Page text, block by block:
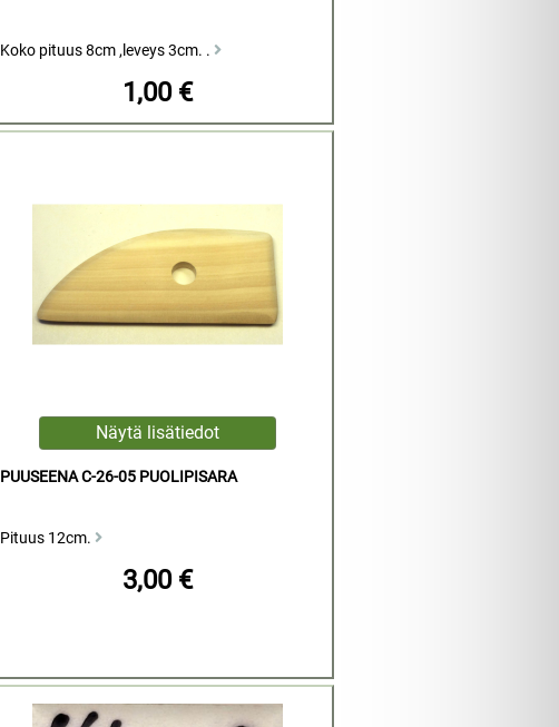
Koko pituus 8cm ,leveys 3cm. .
1,00 €
PUUSEENA C-26-05 PUOLIPISARA
Pituus 12cm.
3,00 €